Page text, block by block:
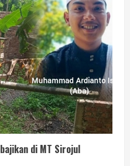
di MT Sirojul